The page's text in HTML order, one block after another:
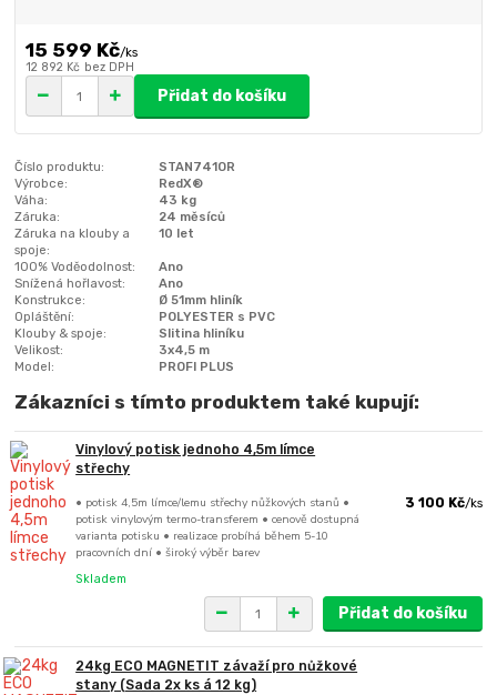
15 599 Kč/ks
12 892 Kč bez DPH
Přidat do košíku
Číslo produktu:
STAN741OR
Výrobce:
RedX®
Váha:
43 kg
Záruka:
24 měsíců
Záruka na klouby a
spoje:
10 let
100% Voděodolnost:
Ano
Snížená hořlavost:
Ano
Konstrukce:
Ø 51mm hliník
Opláštění:
POLYESTER s PVC
Klouby & spoje:
Slitina hliníku
Velikost:
3x4,5 m
Model:
PROFI PLUS
Zákazníci s tímto produktem také kupují:
Vinylový potisk jednoho 4,5m límce
střechy
• potisk 4,5m límce/lemu střechy nůžkových stanů •
potisk vinylovým termo-transferem • cenově dostupná
varianta potisku • realizace probíhá během 5-10
pracovních dní • široký výběr barev
3 100 Kč/ks
Skladem
Přidat do košíku
24kg ECO MAGNETIT závaží pro nůžkové
stany (Sada 2x ks á 12 kg)